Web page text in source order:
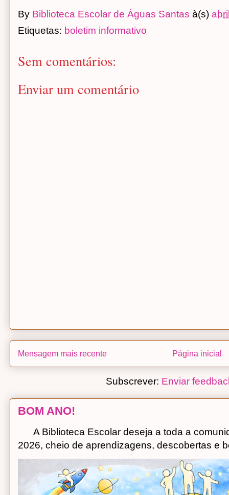
By Biblioteca Escolar de Águas Santas à(s)
Etiquetas: boletim informativo
Sem comentários:
Enviar um comentário
Mensagem mais recente Página inicial
Subscrever: Enviar
BOM ANO!
A Biblioteca Escolar deseja a toda a
2026, cheio de aprendizagens, descobertas e